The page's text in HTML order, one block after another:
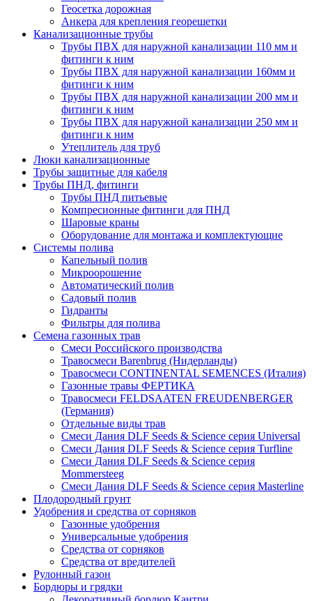
Геосетка дорожная
Анкера для крепления георешетки
Канализационные трубы
Трубы ПВХ для наружной канализации 110 мм и
фитинги к ним
Трубы ПВХ для наружной канализации 160мм и
фитинги к ним
Трубы ПВХ для наружной канализации 200 мм и
фитинги к ним
Трубы ПВХ для наружной канализации 250 мм и
фитинги к ним
Утеплитель для труб
Люки канализационные
Трубы защитные для кабеля
Трубы ПНД, фитинги
Трубы ПНД питьевые
Компресионные фитинги для ПНД
Шаровые краны
Оборудование для монтажа и комплектующие
Системы полива
Капельный полив
Микроорошение
Автоматический полив
Садовый полив
Гидранты
Фильтры для полива
Семена газонных трав
Смеси Российского производства
Травосмеси Barenbrug (Нидерланды)
Травосмеси CONTINENTAL SEMENCES (Италия)
Газонные травы ФЕРТИКА
Травосмеси FELDSAATEN FREUDENBERGER
(Германия)
Отдельные виды трав
Смеси Дания DLF Seeds & Sciеnce серия Universal
Смеси Дания DLF Seeds & Sciеnce серия Turfline
Смеси Дания DLF Seeds & Sciеnce серия
Mommersteeg
Смеси Дания DLF Seeds & Sciеnce серия Masterline
Плодородный грунт
Удобрения и средства от сорняков
Газонные удобрения
Универсальные удобрения
Средства от сорняков
Средства от вредителей
Рулонный газон
Бордюры и грядки